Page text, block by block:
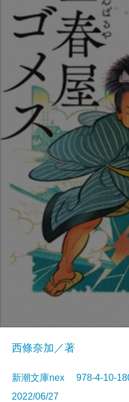
西條奈加／著
新潮文庫nex 978-4-10-
2022/06/27